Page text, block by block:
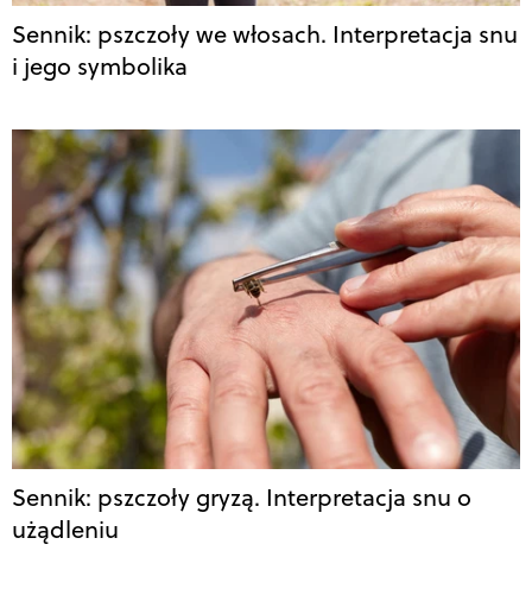
Sennik: pszczoły we włosach. Interpretacja snu
i jego symbolika
Sennik: pszczoły gryzą. Interpretacja snu o
użądleniu